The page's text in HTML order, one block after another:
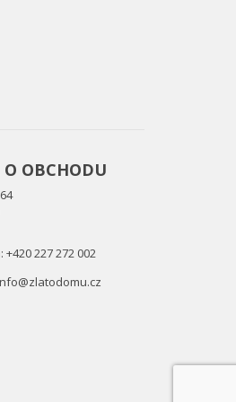
OBCHODU
+420 227 272 002